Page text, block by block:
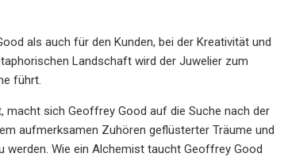
als auch für den Kunden, bei der Kreativität und
Landschaft wird der Juwelier zum
führt.
macht sich Geoffrey Good auf die Suche nach der
aufmerksamen Zuhören geflüsterter Träume und
werden. Wie ein Alchemist taucht Geoffrey Good